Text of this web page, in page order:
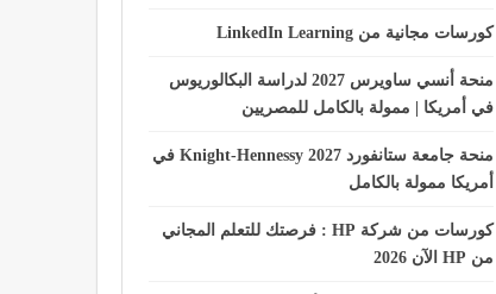
كورسات مجانية من LinkedIn Learning
منحة أنسي ساويرس 2027 لدراسة البكالوريوس
في أمريكا | ممولة بالكامل للمصريين
منحة جامعة ستانفورد Knight-Hennessy 2027 في
أمريكا ممولة بالكامل
كورسات من شركة HP : فرصتك للتعلم المجاني
من HP الآن 2026